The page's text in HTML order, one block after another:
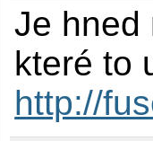
Je hned
které to
http://